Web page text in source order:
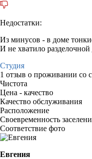
Недостатки:
Из минусов - в доме
И не хватило разделочной
Студия
1 отзыв о проживании со
Чистота
Цена - качество
Качество обслуживания
Расположение
Своевременность
Соответствие фото
Евгения